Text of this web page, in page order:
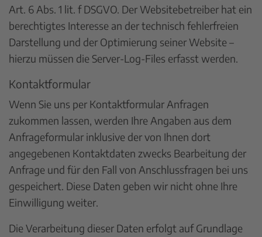
Art. 6 Abs. 1 lit. f DSGVO. Der Websitebetreiber hat ein
berechtigtes Interesse an der technisch fehlerfreien
Darstellung und der Optimierung seiner Website –
hierzu müssen die Server-Log-Files erfasst werden.
Kontaktformular
Wenn Sie uns per Kontaktformular Anfragen
zukommen lassen, werden Ihre Angaben aus dem
Anfrageformular inklusive der von Ihnen dort
angegebenen Kontaktdaten zwecks Bearbeitung der
Anfrage und für den Fall von Anschlussfragen bei uns
gespeichert. Diese Daten geben wir nicht ohne Ihre
Einwilligung weiter.
Die Verarbeitung dieser Daten erfolgt auf Grundlage